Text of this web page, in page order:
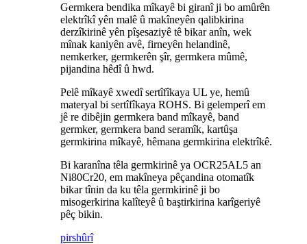
Germkera bendika mîkayê bi giranî ji bo amûrên
elektrîkî yên malê û makîneyên qalibkirina
derzîkirinê yên pîşesaziyê tê bikar anîn, wek
mînak kaniyên avê, firneyên helandinê,
nemkerker, germkerên şîr, germkera mûmê,
pijandina hêdî û hwd.
Pelê mîkayê xwedî sertîfîkaya UL ye, hemû
materyal bi sertîfîkaya ROHS. Bi gelemperî em
jê re dibêjin germkera band mîkayê, band
germker, germkera band seramîk, kartûşa
germkirina mîkayê, hêmana germkirina elektrîkê.
Bi karanîna têla germkirinê ya OCR25AL5 an
Ni80Cr20, em makîneya pêçandina otomatîk
bikar tînin da ku têla germkirinê ji bo
misogerkirina kalîteyê û baştirkirina karîgeriyê
pêç bikin.
pirshûrî